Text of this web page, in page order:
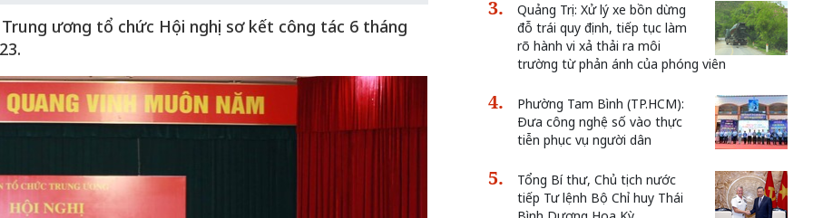
ương tổ chức Hội nghị sơ kết công tác 6 tháng
Quảng Trị: Xử lý xe bồn dừng
đỗ trái quy định, tiếp tục làm
rõ hành vi xả thải ra môi
trường từ phản ánh của phóng viên
Phường Tam Bình (TP.HCM):
Đưa công nghệ số vào thực
tiễn phục vụ người dân
Tổng Bí thư, Chủ tịch nước
tiếp Tư lệnh Bộ Chỉ huy Thái